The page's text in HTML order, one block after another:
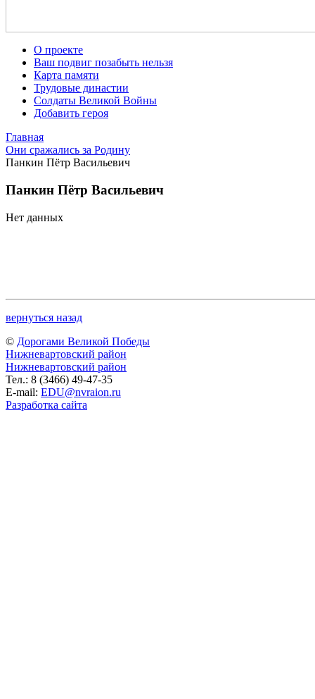
О проекте
Ваш подвиг позабыть нельзя
Карта памяти
Трудовые династии
Солдаты Великой Войны
Добавить героя
Главная
Они сражались за Родину
Панкин Пётр Васильевич
Панкин Пётр Васильевич
Нет данных
вернуться назад
© Дорогами Великой Победы
Нижневартовский район
Нижневартовский район
Тел.: 8 (3466) 49-47-35
E-mail: EDU@nvraion.ru
Разработка сайта